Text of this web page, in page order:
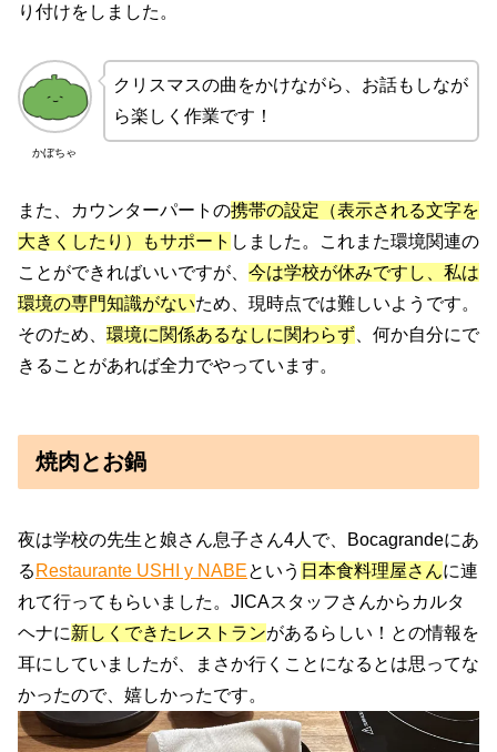
り付けをしました。
かぼちゃ
クリスマスの曲をかけながら、お話もしなが
ら楽しく作業です！
また、カウンターパートの携帯の設定（表示される文字を
大きくしたり）もサポート しました。これまた環境関連の
ことができればいいですが、 今は学校が休みですし、私は
環境の専門知識がないため、現時点では難しいようです。
そのため、 環境に関係あるなしに関わらず 、何か自分にで
きることがあれば全力でやっています。
焼肉とお鍋
夜は学校の先生と娘さん息子さん4人で、Bocagrandeにあ
る Restaurante USHI y NABEという 日本食料理屋さんに連
れて行ってもらいました。JICAスタッフさんからカルタ
ヘナに新しくできたレストランがあるらしい！との情報を
耳にしていましたが、まさか行くことになるとは思ってな
かったので、嬉しかったです。